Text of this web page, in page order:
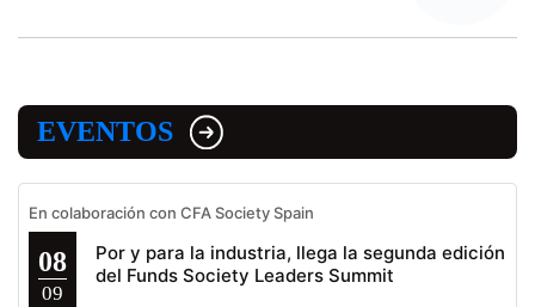
EVENTOS
En colaboración con CFA Society Spain
08
09
Por y para la industria, llega la segunda edición
del Funds Society Leaders Summit